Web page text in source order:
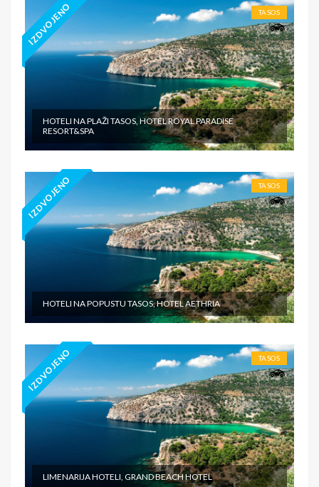
IZDVOJENO TASOS
HOTELI NA PLAŽI TASOS, HOTEL ROYAL PARADISE
RESORT&SPA
IZDVOJENO TASOS
HOTELI NA POPUSTU TASOS, HOTEL AETHRIA
IZDVOJENO TASOS
LIMENARIJA HOTELI, GRAND BEACH HOTEL